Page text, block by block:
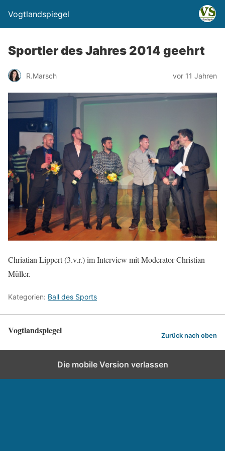
Vogtlandspiegel
Sportler des Jahres 2014 geehrt
R.Marsch vor 11 Jahren
Chriatian Lippert (3.v.r.) im Interview mit Moderator Christian
Müller.
Kategorien: Ball des Sports
Vogtlandspiegel Zurück nach oben
Die mobile Version verlassen